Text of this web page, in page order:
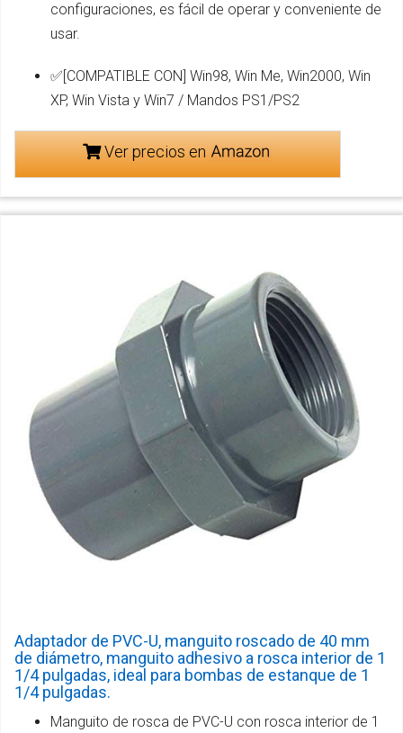
configuraciones, es fácil de operar y conveniente de
usar.
✅[COMPATIBLE CON] Win98, Win Me, Win2000, Win
XP, Win Vista y Win7 / Mandos PS1/PS2
Ver precios en
Adaptador de PVC-U, manguito roscado de 40 mm
de diámetro, manguito adhesivo a rosca interior de 1
1/4 pulgadas, ideal para bombas de estanque de 1
1/4 pulgadas.
Manguito de rosca de PVC-U con rosca interior de 1